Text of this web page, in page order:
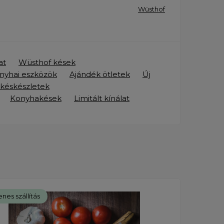
Wüsthof
Wüsthof kések
eszközök Ajándék ötletek
Új
Konyhakések Limitált kínálat
szállítás